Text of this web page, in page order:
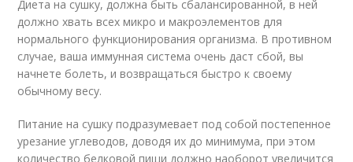
Диета на сушку, должна быть сбалансированной, в ней
должно хвать всех микро и макроэлементов для
нормального функционирования организма. В противном
случае, ваша иммунная система очень даст сбой, вы
начнете болеть, и возвращаться быстро к своему
обычному весу.
Питание на сушку подразумевает под собой постепенное
урезание углеводов, доводя их до минимума, при этом
количество белковой пищи должно наоборот увеличится